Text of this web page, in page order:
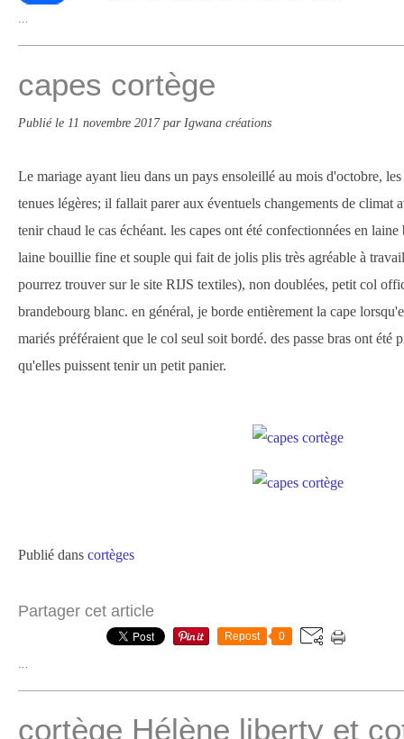
capes cortège
Publié le 11 novembre 2017par Igwana créations
Le mariage ayant lieu dans un pays ensoleillé au mois d'octobre,
tenues légères; il fallait parer aux éventuels changements de climat
tenir chaud le cas échéant. les capes ont été confectionnées en
laine bouillie fine et souple qui fait de jolis plis très agréable à
pourrez trouver sur le site RIJS textiles), non doublées, petit col
brandebourg blanc. en général, je borde entièrement la cape
mariés préféraient que le col seul soit bordé. des passe bras ont été
qu'elles puissent tenir un petit panier.
Publié dans cortèges
Partager cet article
Repost 0
cortège Hélène liberty et